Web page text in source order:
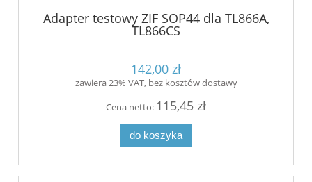
Adapter testowy ZIF SOP44 dla TL866A,
TL866CS
142,00 zł
zawiera 23% VAT, bez kosztów dostawy
Cena netto: 115,45 zł
do koszyka